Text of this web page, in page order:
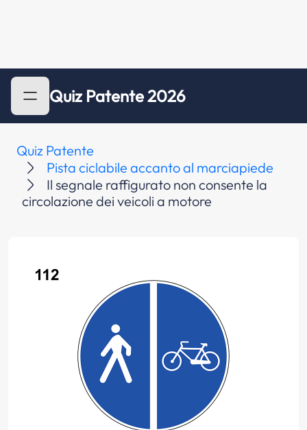
Quiz Patente 2026
Quiz Patente
Pista ciclabile accanto al marciapiede
Il segnale raffigurato non consente la
circolazione dei veicoli a motore